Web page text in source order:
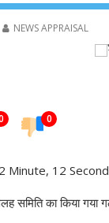
NEWS APPRAISAL
0
2 Minute, 12 Second